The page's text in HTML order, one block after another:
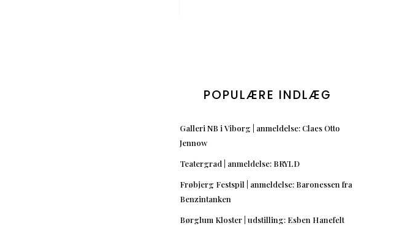
POPULÆRE INDLÆG
Galleri NB i Viborg | anmeldelse: Claes Otto
Jennow
Teatergrad | anmeldelse: BRYLD
Frøbjerg Festspil | anmeldelse: Baronessen fra
Benzintanken
Børglum Kloster | udstilling: Esben Hanefelt